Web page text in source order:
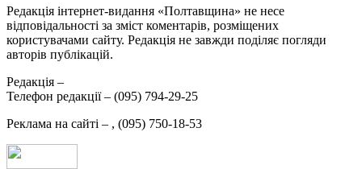
Редакція інтернет-видання «Полтавщина» не несе
відповідальності за зміст коментарів, розміщених
користувачами сайту. Редакція не завжди поділяє погляди
авторів публікацій.
Редакція –
Телефон редакції – (095) 794-29-25
Реклама на сайті – , (095) 750-18-53